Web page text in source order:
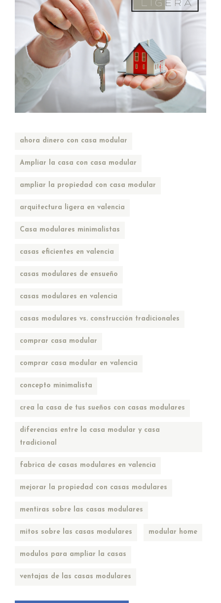
ahora dinero con casa modular
Ampliar la casa con casa modular
ampliar la propiedad con casa modular
arquitectura ligera en valencia
Casa modulares minimalistas
casas eficientes en valencia
casas modulares de ensueño
casas modulares en valencia
casas modulares vs. construcción tradicionales
comprar casa modular
comprar casa modular en valencia
concepto minimalista
crea la casa de tus sueños con casas modulares
diferencias entre la casa modular y casa
tradicional
fabrica de casas modulares en valencia
mejorar la propiedad con casas modulares
mentiras sobre las casas modulares
mitos sobre las casas modulares modular home
modulos para ampliar la casas
ventajas de las casas modulares